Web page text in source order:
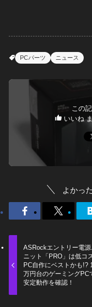
PCパーツ ニュース
この
いいね
よかっ
ASRockエントリー電
ニット「PRO」は低コ
PC自作にベストかも!?
万円台のゲーミングPC
安定動作を確認！